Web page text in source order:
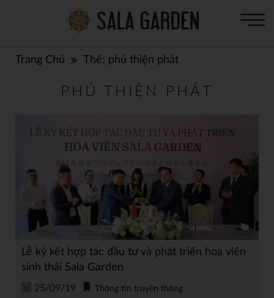
Trang Chủ Thẻ: phú thiện phát
PHÚ THIỆN PHÁT
Lễ ký kết hợp tác đầu tư và phát triển hoa viên
sinh thái Sala Garden
25/09/19 Thông tin truyền thông